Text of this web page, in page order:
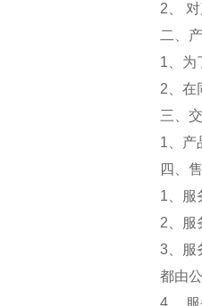
2、
二、
1、为
2、在
三、
1、产
四、
1、服
2、服
3、服
都由
4、